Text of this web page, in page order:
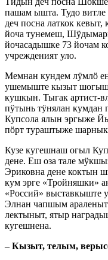
пашам ышта. Тудо
деч посна латкок
йоча тунемеш,
йочасадышке 73 йочам
учрежденият уло.
Мемнан кундем лӱмлӧ
ушемыште кызыт
кушкын. Тыгак артист-
пӱтынь тӱнялан кумдан
Купсола ялын эргыже
пӧрт тураштыже
Кузе кугешнаш огыл
дене. Еш оза тале
Эриковна дене коктын
кум эрге «Тройняшки»
«Россий» выставкыште
Элнан чапшым
лектыныт, ятыр
кугешнена.
– Кызыт, телым,